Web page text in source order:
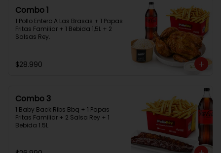
Combo 1
1 Pollo Entero A Las Brasas + 1 Papas
Fritas Familiar + 1 Bebida 1,5L + 2
Salsas Rey.
$28.990
Combo 3
1 Baby Back Ribs Bbq + 1 Papas
Fritas Familiar + 2 Salsa Rey + 1
Bebida 1.5L